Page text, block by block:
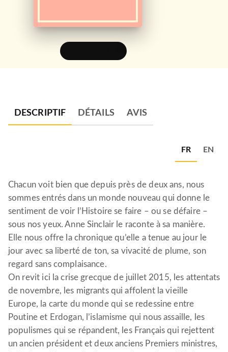
DESCRIPTIF DÉTAILS AVIS
FR EN
Chacun voit bien que depuis près de deux ans, nous
sommes entrés dans un monde nouveau qui donne le
sentiment de voir l’Histoire se faire – ou se défaire –
sous nos yeux. Anne Sinclair le raconte à sa manière.
Elle nous offre la chronique qu’elle a tenue au jour le
jour avec sa liberté de ton, sa vivacité de plume, son
regard sans complaisance.
On revit ici la crise grecque de juillet 2015, les attentats
de novembre, les migrants qui affolent la vieille
Europe, la carte du monde qui se redessine entre
Poutine et Erdogan, l’islamisme qui nous assaille, les
populismes qui se répandent, les Français qui rejettent
un ancien président et deux anciens Premiers ministres,